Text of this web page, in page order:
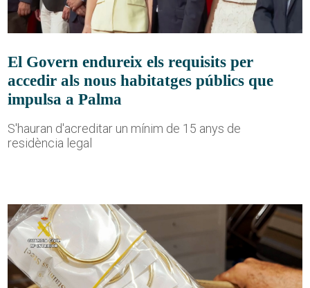
El Govern endureix els requisits per
accedir als nous habitatges públics que
impulsa a Palma
S'hauran d'acreditar un mínim de 15 anys de
residència legal